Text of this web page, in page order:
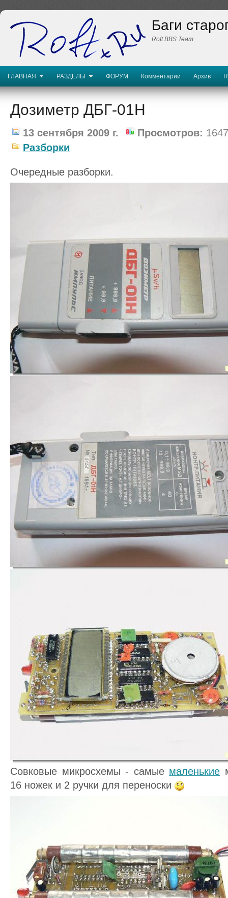
Баги
Roft BBS Team
ГЛАВНАЯ РАЗДЕЛЫ ФОРУМ Комментарии Архив
Дозиметр ДБГ-01Н
13 сентября 2009 г. Просмотров:
Разборки
Очередные разборки.
Совковые микросхемы - самые маленькие
16 ножек и 2 ручки для переноски